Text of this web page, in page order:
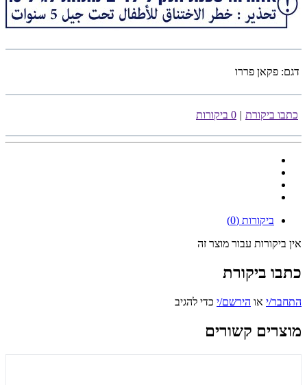
דגם: פקאן פררו
כתבו ביקורת | 0 ביקורות
ביקורות (0)
אין ביקורות עבור מוצר זה
כתבו ביקורת
התחבר/י או הירשם/י כדי להגיב
מוצרים קשורים